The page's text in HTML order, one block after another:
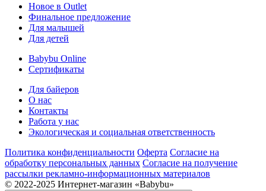
Новое в Outlet
Финальное предложение
Для малышей
Для детей
Babybu Online
Сертификаты
Для байеров
О нас
Контакты
Работа у нас
Экологическая и социальная ответственность
Политика конфиденциальности Оферта Согласие на
обработку персональных данных Согласие на получение
рассылки рекламно-информационных материалов
© 2022-2025 Интернет-магазин «Babybu»